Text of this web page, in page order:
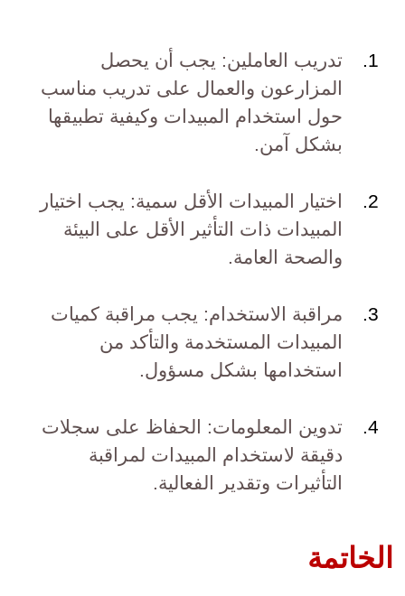
تدريب العاملين: يجب أن يحصل
المزارعون والعمال على تدريب مناسب
حول استخدام المبيدات وكيفية تطبيقها
بشكل آمن.
اختيار المبيدات الأقل سمية: يجب اختيار
المبيدات ذات التأثير الأقل على البيئة
والصحة العامة.
مراقبة الاستخدام: يجب مراقبة كميات
المبيدات المستخدمة والتأكد من
استخدامها بشكل مسؤول.
تدوين المعلومات: الحفاظ على سجلات
دقيقة لاستخدام المبيدات لمراقبة
التأثيرات وتقدير الفعالية.
الخاتمة